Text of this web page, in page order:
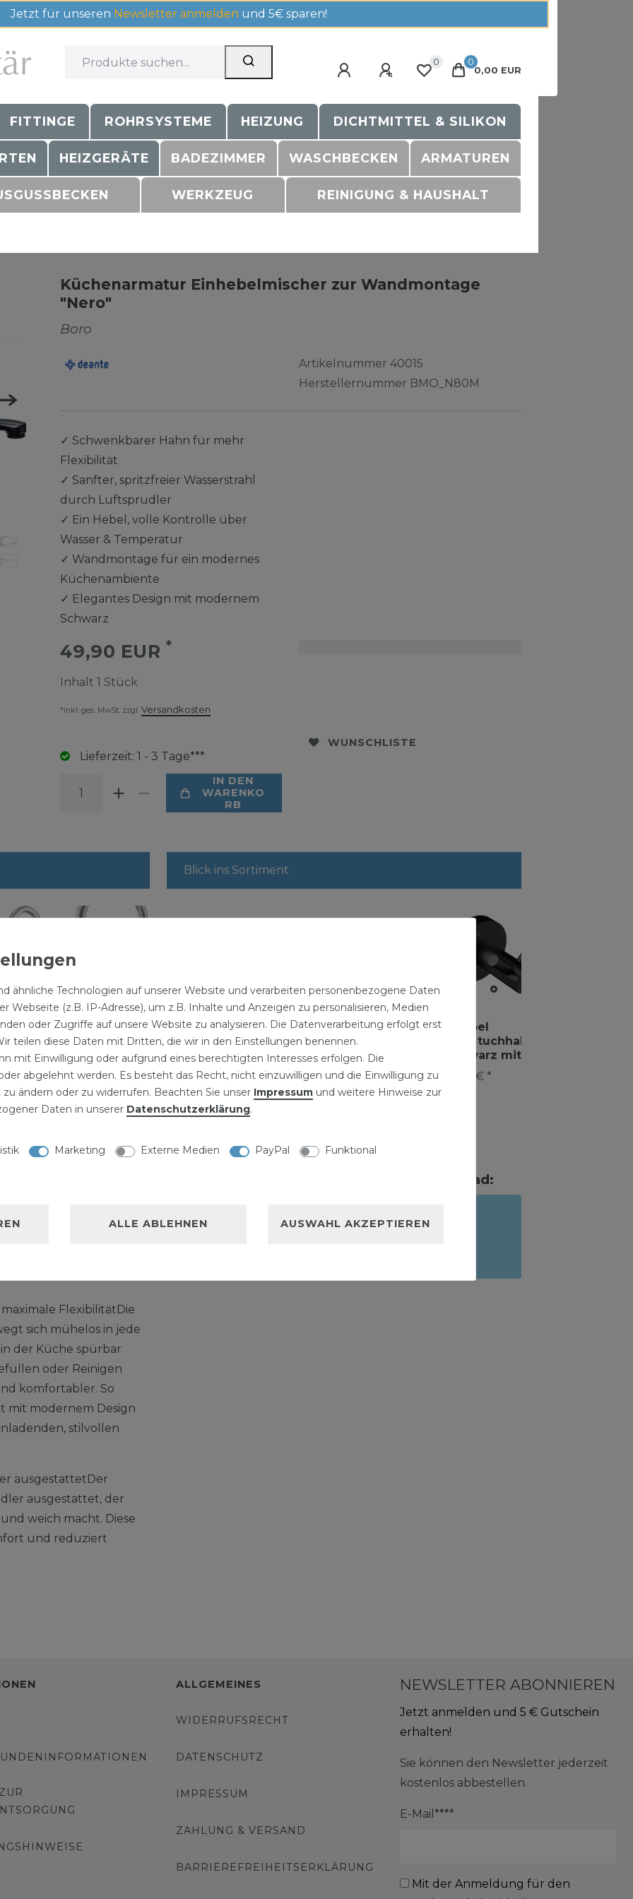
Jetzt für unseren Newsletter anmelden und 5€ sparen!
0
0
0,00 EUR
FITTINGE ROHRSYSTEME HEIZUNG DICHTMITTEL & SILIKON
HEIZGERÄTE BADEZIMMER WASCHBECKEN ARMATUREN
WERKZEUG REINIGUNG & HAUSHALT
Küchenarmatur Einhebelmischer zur Wandmontage
"Nero"
Boro
Artikelnummer40015
Herstellernummer BMO_N80M
✓ Schwenkbarer Hahn für mehr
Flexibilität
✓ Sanfter, spritzfreier Wasserstrahl
durch Luftsprudler
✓ Ein Hebel, volle Kontrolle über
Wasser & Temperatur
✓ Wandmontage für ein modernes
Küchenambiente
✓ Elegantes Design mit modernem
Schwarz
49,90 EUR *
Inhalt 1 Stück
*inkl. ges. MwSt. zzgl. Versandkosten
Lieferzeit: 1 - 3 Tage***
IN DEN
WARENKO
RB
WUNSCHLISTE
€ *
Stahl-
gebürstete
Küchenarmatur
"Lima“
49,90 € *
Blick ins Sortiment
Handtuchhalter
Schwarz mit
verdeckter
Befestigung
"Jasmin"
24,99 € *
Einbauspülbecken
Chrom rund aus
Edelstahl mit
Ablaufsieb
"Ronda 1"
32,90 € *
Einbauspülbecken
Chrom rund aus
Edelstahl mit
vorgebohrtem
Hahnloch
38,99 € *
Doppel
Handtuchhaken
Schwarz mit
verdeckter
Befestigung
12,99 € *
zur
FlexibilitätDie
sich mühelos in jede
der Küche spürbar
oder Reinigen
komfortabler. So
mit modernem Design
stilvollen
ausgestattetDer
ausgestattet, der
weich macht. Diese
und reduziert
Produktinformationen als PDF zum Download:
ALLGEMEINES
WIDERRUFSRECHT
DATENSCHUTZ
IMPRESSUM
ZAHLUNG & VERSAND
BARRIEREFREIHEITSERKLÄRUNG
NEWSLETTER ABONNIEREN
Jetzt anmelden und 5 € Gutschein
erhalten!
Sie können den Newsletter jederzeit
kostenlos abbestellen.
E-Mail****
Mit der Anmeldung für den
ähnliche Technologien auf unserer Website und verarbeiten personenbezogene Daten
Webseite (z.B. IP-Adresse), um z.B. Inhalte und Anzeigen zu personalisieren, Medien
oder Zugriffe auf unsere Website zu analysieren. Die Datenverarbeitung erfolgt erst
teilen diese Daten mit Dritten, die wir in den Einstellungen benennen.
mit Einwilligung oder aufgrund eines berechtigten Interesses erfolgen. Die
abgelehnt werden. Es besteht das Recht, nicht einzuwilligen und die Einwilligung zu
ändern oder zu widerrufen. Beachten Sie unser Impressum und weitere Hinweise zur
Daten in unserer Daten­schutz­erklärung.
Marketing Externe Medien PayPal Funktional
ALLE ABLEHNEN AUSWAHL AKZEPTIEREN